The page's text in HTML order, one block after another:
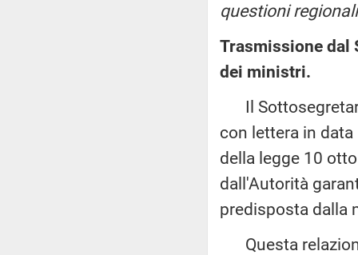
questioni
Trasmissione dal
dei ministri.
Il
con lettera in
della legge 10
dall'Autorità
predisposta dalla
Questa